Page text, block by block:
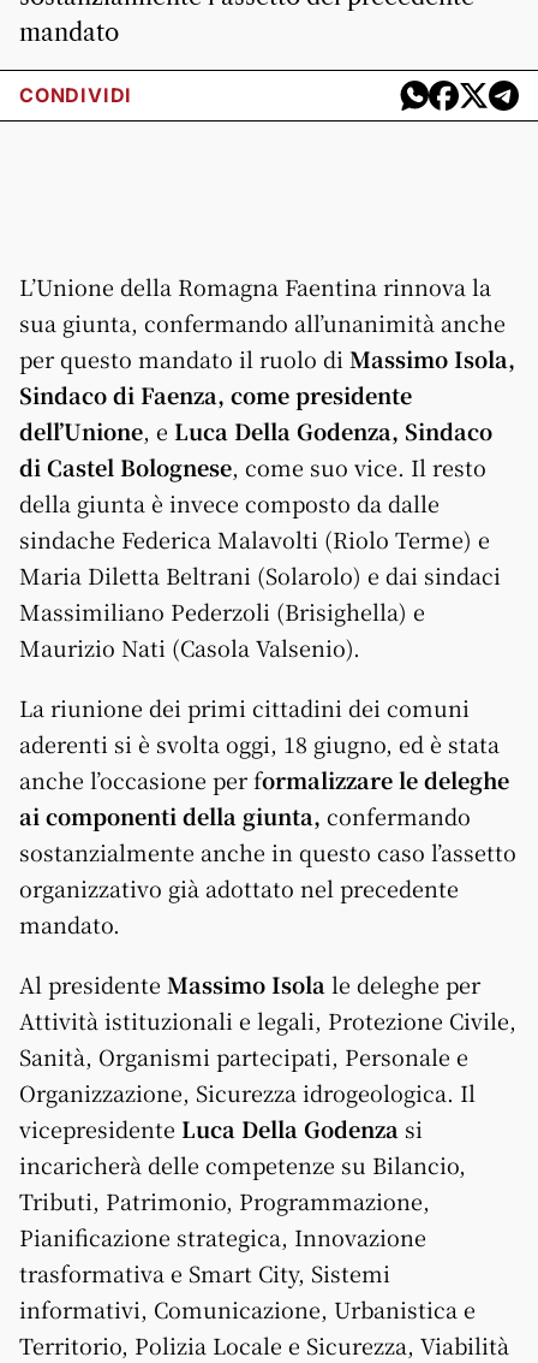
mandato
CONDIVIDI
L’Unione della Romagna Faentina rinnova la
sua giunta, confermando all’unanimità anche
per questo mandato il ruolo di Massimo Isola,
Sindaco di Faenza, come presidente
dell’Unione, e Luca Della Godenza, Sindaco
di Castel Bolognese, come suo vice. Il resto
della giunta è invece composto da dalle
sindache Federica Malavolti (Riolo Terme) e
Maria Diletta Beltrani (Solarolo) e dai sindaci
Massimiliano Pederzoli (Brisighella) e
Maurizio Nati (Casola Valsenio).
La riunione dei primi cittadini dei comuni
aderenti si è svolta oggi, 18 giugno, ed è stata
anche l’occasione per formalizzare le deleghe
ai componenti della giunta, confermando
sostanzialmente anche in questo caso l’assetto
organizzativo già adottato nel precedente
mandato.
Al presidente Massimo Isola le deleghe per
Attività istituzionali e legali, Protezione Civile,
Sanità, Organismi partecipati, Personale e
Organizzazione, Sicurezza idrogeologica. Il
vicepresidente Luca Della Godenza si
incaricherà delle competenze su Bilancio,
Tributi, Patrimonio, Programmazione,
Pianificazione strategica, Innovazione
trasformativa e Smart City, Sistemi
informativi, Comunicazione, Urbanistica e
Territorio, Polizia Locale e Sicurezza, Viabilità